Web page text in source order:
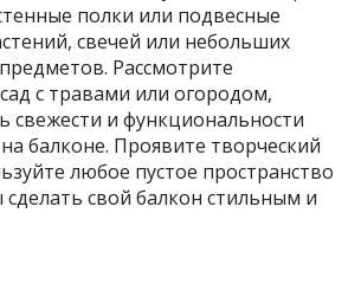
полки или подвесные
свечей или небольших
Рассмотрите
с травами или огородом,
свежести и функциональности
балконе. Проявите творческий
любое пустое пространство
сделать свой балкон стильным и